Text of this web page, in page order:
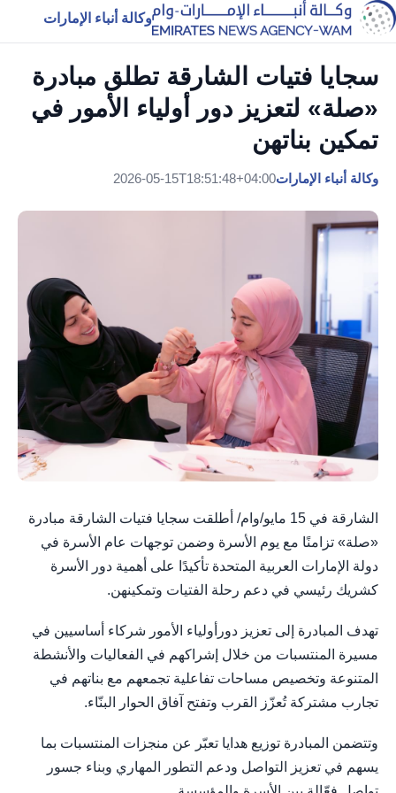
وكالة أنباء الإمارات
سجايا فتيات الشارقة تطلق مبادرة
«صلة» لتعزيز دور أولياء الأمور في
تمكين بناتهن
وكالة أنباء الإمارات2026-05-15T18:51:48+04:00
الشارقة في 15 مايو/وام/ أطلقت سجايا فتيات الشارقة مبادرة
«صلة» تزامنًا مع يوم الأسرة وضمن توجهات عام الأسرة في
دولة الإمارات العربية المتحدة تأكيدًا على أهمية دور الأسرة
كشريك رئيسي في دعم رحلة الفتيات وتمكينهن.
تهدف المبادرة إلى تعزيز دورأولياء الأمور شركاء أساسيين في
مسيرة المنتسبات من خلال إشراكهم في الفعاليات والأنشطة
المتنوعة وتخصيص مساحات تفاعلية تجمعهم مع بناتهم في
تجارب مشتركة تُعزّز القرب وتفتح آفاق الحوار البنّاء.
وتتضمن المبادرة توزيع هدايا تعبّر عن منجزات المنتسبات بما
يسهم في تعزيز التواصل ودعم التطور المهاري وبناء جسور